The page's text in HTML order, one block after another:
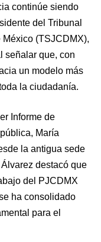
continúe siendo
del Tribunal
(TSJCDMX),
señalar que, con
un modelo más
la ciudadanía.
Informe de
María
la antigua sede
destacó que
del PJCDMX
ha consolidado
para el